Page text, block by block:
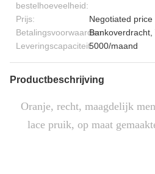
bestelhoeveelheid:
Prijs:
Negotiated price
Betalingsvoorwaarden:Bankoverdracht,
Leveringscapaciteit:5000/maand
Productbeschrijving
Oranje, recht, maagdelijk
lace pruik, op maat